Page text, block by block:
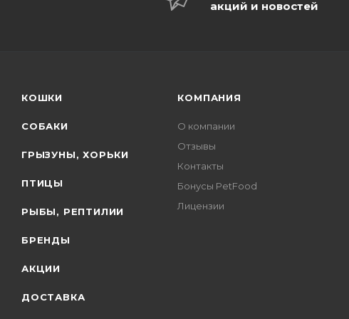
акций и новостей
КОШКИ
СОБАКИ
ГРЫЗУНЫ, ХОРЬКИ
ПТИЦЫ
РЫБЫ, РЕПТИЛИИ
БРЕНДЫ
АКЦИИ
ДОСТАВКА
КОМПАНИЯ
О компании
Отзывы
Контакты
Бонусы PetFood
Лицензии